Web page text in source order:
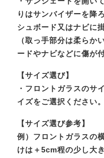
りはサンバイザーを降
シュボード又はナビに
（取っ手部分は柔らか
ードやナビなどに傷が
【サイズ選び】
・フロントガラスのサ
イズをご選択ください。
【サイズ選び参考】
例）フロントガラスの
けは＋5cm程の少し大